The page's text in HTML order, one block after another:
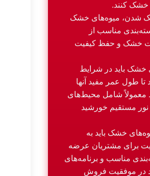
خشک کنند.
شدن، میوه‌های خشک
مناسب از
خشک و حفظ کیفیت
خشک باید در شرایط
طول عمر مفید آنها
شامل محیط‌های
مستقیم خورشید
خشک باید به
برای مشتریان عرضه
مناسب و برنامه‌های
در موفقیت فروش